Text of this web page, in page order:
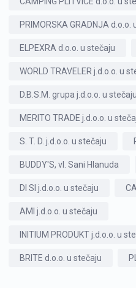
PRIMORSKA GRADNJA d.o.o.
ELPEXRA d.o.o. u stečaju
WORLD TRAVELER j.d.o.o. u
D.B.S.M. grupa j.d.o.o. u stečaju
MERITO TRADE j.d.o.o. u
S. T. D. j.d.o.o. u stečaju
BUDDY'S, vl. Sani Hlanuda
DI SI j.d.o.o. u stečaju
AMI j.d.o.o. u stečaju
INITIUM PRODUKT j.d.o.o. u
BRITE d.o.o. u stečaju